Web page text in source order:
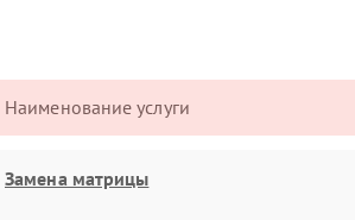
Наименование услуги
Замена матрицы